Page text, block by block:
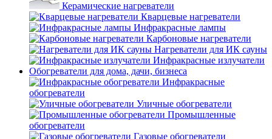
Керамические нагреватели
Кварцевые нагреватели
Инфракрасные лампы
Карбоновые нагреватели
Нагреватели для ИК сауны
Инфракрасные излучатели
Обогреватели для дома, дачи, бизнеса
Инфракрасные
обогреватели
Уличные обогреватели
Промышленные
обогреватели
Газовые обогреватели